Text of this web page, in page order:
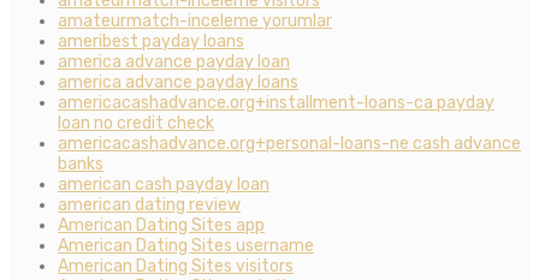
amateurmatch-inceleme yorumlar
ameribest payday loans
america advance payday loan
america advance payday loans
americacashadvance.org+installment-loans-ca payday
loan no credit check
americacashadvance.org+personal-loans-ne cash advance
banks
american cash payday loan
american dating review
American Dating Sites app
American Dating Sites username
American Dating Sites visitors